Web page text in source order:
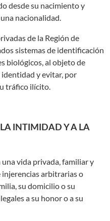
desde su nacimiento y
nacionalidad.
de la Región de
sistemas de identificación
biológicos, al objeto de
y evitar, por
tráfico ilícito.
INTIMIDAD Y A LA
vida privada, familiar y
injerencias arbitrarias o
su domicilio o su
a su honor o a su